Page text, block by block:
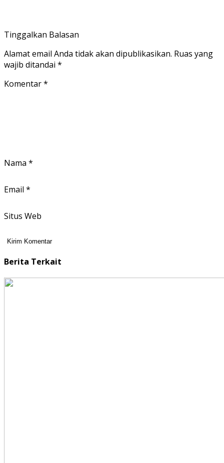
Tinggalkan Balasan
Alamat email Anda tidak akan dipublikasikan. Ruas yang
wajib ditandai *
Komentar*
Nama *
Email *
Situs Web
Berita Terkait